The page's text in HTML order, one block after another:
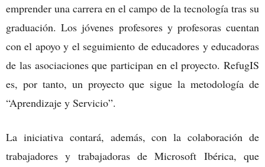
emprender una carrera en el campo de la tecnología tras su
graduación. Los jóvenes profesores y profesoras cuentan
con el apoyo y el seguimiento de educadores y educadoras
de las asociaciones que participan en el proyecto. RefugIS
es, por tanto, un proyecto que sigue la metodología de
“Aprendizaje y Servicio”.
La iniciativa contará, además, con la colaboración de
trabajadores y trabajadoras de Microsoft Ibérica, que